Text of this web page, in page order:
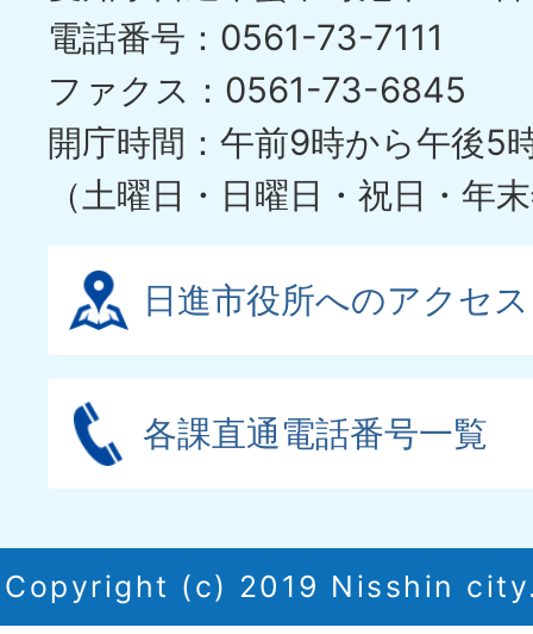
イ
ド
電話番号：0561-73-7111
ファクス：0561-73-6845
開庁時間：午前9時から午後5
（土曜日・日曜日・祝日・年
日進市役所へのアクセス
各課直通電話番号一覧
Copyright (c) 2019 Nisshin